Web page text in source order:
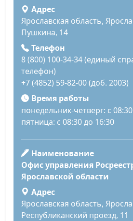
Адрес
Ярославская область,
Пушкина, 14
Телефон
8 (800) 100-34-34 (единый
телефон)
+7 (4852) 59-82-00 (доб. 2003)
Время работы
понедельник-четверг: с
пятница: с 08:30 до 16:30
Наименование
Офис управления
Ярославской области
Адрес
Ярославская область,
Республиканский проезд, 11